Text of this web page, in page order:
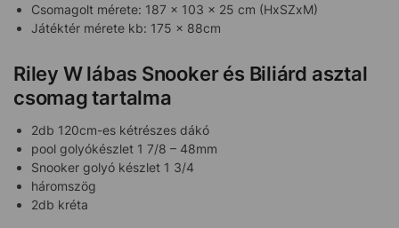
Csomagolt mérete: 187 x 103 x 25 cm (HxSZxM)
Játéktér mérete kb: 175 x 88cm
Riley W lábas Snooker és Biliárd asztal
csomag tartalma
2db 120cm-es kétrészes dákó
pool golyókészlet 1 7/8 – 48mm
Snooker golyó készlet 1 3/4
háromszög
2db kréta